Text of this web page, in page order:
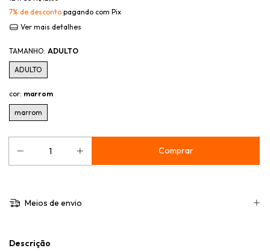
7% de desconto pagando com Pix
Ver mais detalhes
TAMANHO: ADULTO
ADULTO
cor: marrom
marrom
Meios de envio
Descrição